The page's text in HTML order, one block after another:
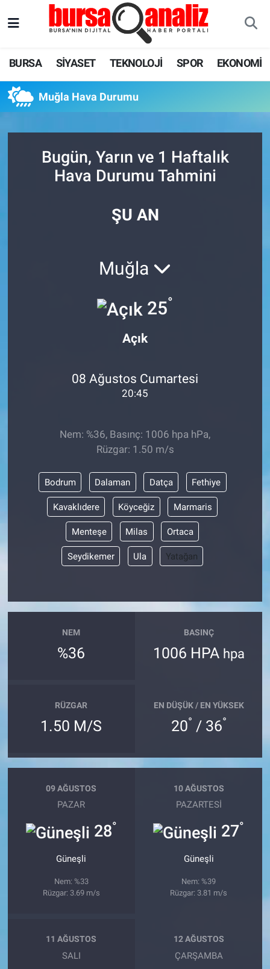
BURSA SİYASET TEKNOLOJİ SPOR EKONOMİ
Muğla Hava Durumu
Bugün, Yarın ve 1 Haftalık
Hava Durumu Tahmini
ŞU AN
Muğla
25°
Açık
08 Ağustos Cumartesi
20:45
Nem: %36, Basınç: 1006 hpa hPa,
Rüzgar: 1.50 m/s
Bodrum Dalaman Datça Fethiye
Kavaklıdere Köyceğiz Marmaris
Menteşe Milas Ortaca
Seydikemer Ula Yatağan
NEM
%36
BASINÇ
1006 HPA hpa
RÜZGAR
1.50 M/S
EN DÜŞÜK / EN YÜKSEK
20° / 36°
09 AĞUSTOS
PAZAR
28°
Güneşli
Nem: %33
Rüzgar: 3.69 m/s
10 AĞUSTOS
PAZARTESI
27°
Güneşli
Nem: %39
Rüzgar: 3.81 m/s
11 AĞUSTOS
SALI
12 AĞUSTOS
ÇARŞAMBA
EKONOMİ
Tüm Manşetler